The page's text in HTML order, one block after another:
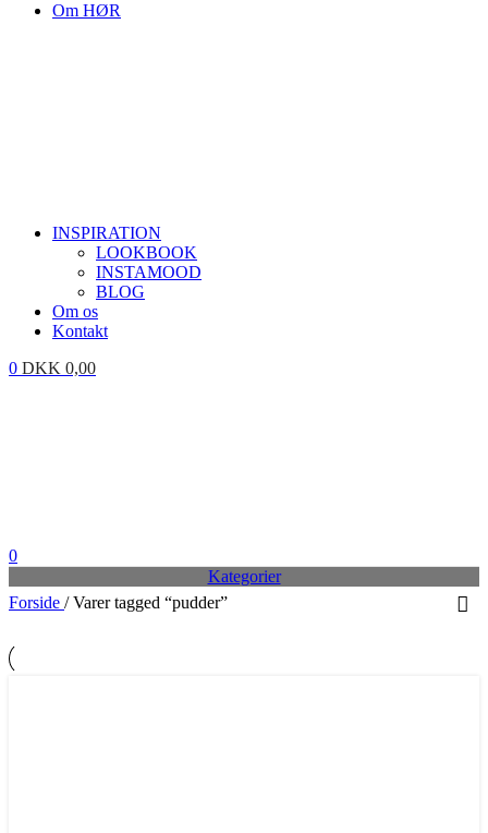
Om HØR
INSPIRATION
LOOKBOOK
INSTAMOOD
BLOG
Om os
Kontakt
0 DKK 0,00
0
Kategorier
Forside / Varer tagged “pudder”